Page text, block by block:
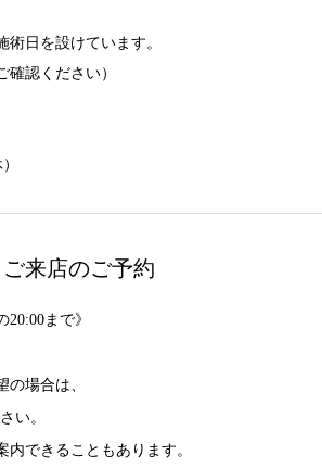
術日を設けています。
確認ください）
ご来店のご予約
まで》
の場合は、
い。
内できることもあります。